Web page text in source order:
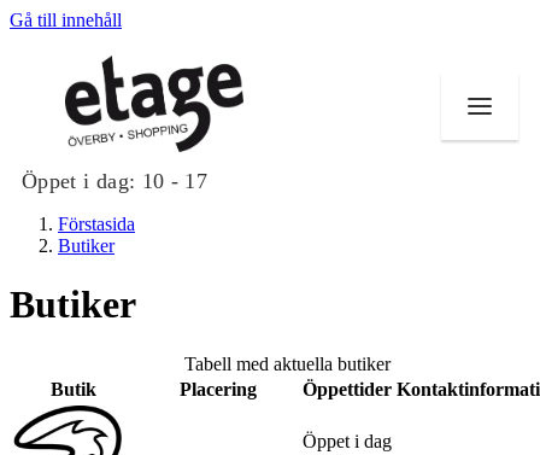
Gå till innehåll
Öppet i dag: 10 - 17
Mat och dryck
Evenemang
Förstasida
Butiker
Butiker
Tabell med aktuella butiker
Butik
Placering Öppettider
Öppet i dag